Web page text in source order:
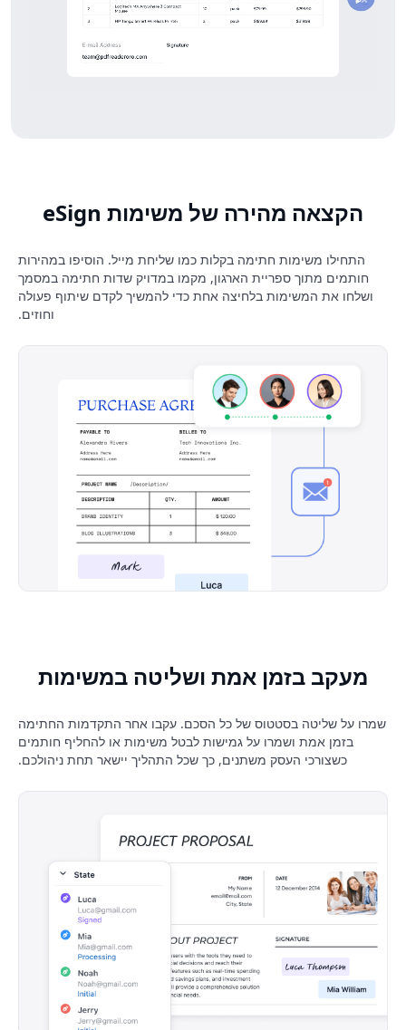
הקצאה מהירה של משימות eSign
התחילו משימות חתימה בקלות כמו שליחת מייל. הוסיפו במהירות
חותמים מתוך ספריית הארגון, מקמו במדויק שדות חתימה במסמך
ושלחו את המשימות בלחיצה אחת כדי להמשיך לקדם שיתוף פעולה
וחוזים.
מעקב בזמן אמת ושליטה במשימות
שמרו על שליטה בסטטוס של כל הסכם. עקבו אחר התקדמות החתימה
בזמן אמת ושמרו על גמישות לבטל משימות או להחליף חותמים
כשצורכי העסק משתנים, כך שכל התהליך יישאר תחת ניהולכם.